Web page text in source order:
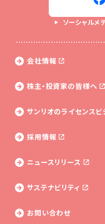
ソーシャルメ
会社情報
株主・投資家の皆様へ
サンリオのライセンス
採用情報
ニュースリリース
サステナビリティ
お問い合わせ